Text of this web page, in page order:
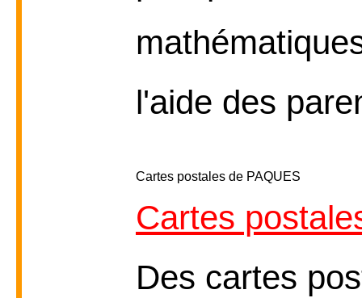
l'aide des
Cartes postales de PAQUES
Cartes
Des cartes